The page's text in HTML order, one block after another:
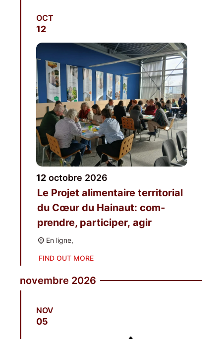
OCT
12
12 octobre 2026
Le Pro­jet ali­men­taire ter­ri­to­rial
du Cœur du Hai­naut: com­
prendre, par­ti­ci­per, agir
En ligne,
FIND OUT MORE
novembre 2026
NOV
05